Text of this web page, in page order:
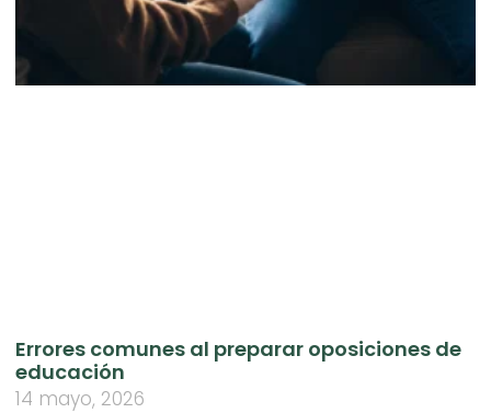
Errores comunes al preparar oposiciones de
educación
14 mayo, 2026